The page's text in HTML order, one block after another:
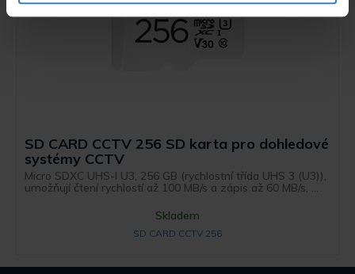
SD CARD CCTV 256 SD karta pro dohledové
systémy CCTV
Micro SDXC UHS-I U3, 256 GB (rychlostní třída UHS 3 (U3)),
umožňují čtení rychlostí až 100 MB/s a zápis až 60 MB/s, ...
Skladem
SD CARD CCTV 256